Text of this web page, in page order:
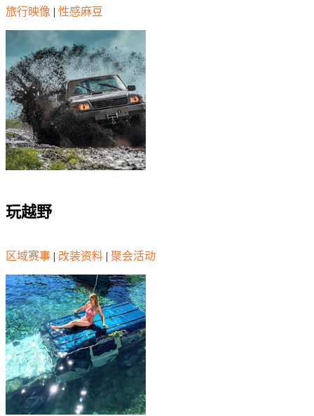
旅行映像 | 性感麻豆
玩越野
区域赛事 | 改装资料 | 聚会活动